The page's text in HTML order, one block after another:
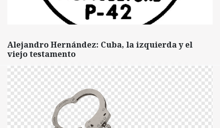
Alejandro Hernández: Cuba, la izquierda y el
viejo testamento